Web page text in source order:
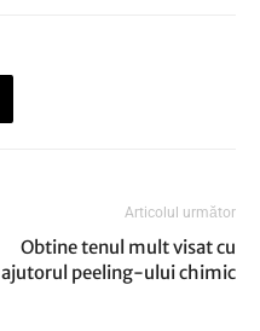
Articolul următor
Obtine tenul mult visat cu
ajutorul peeling-ului chimic